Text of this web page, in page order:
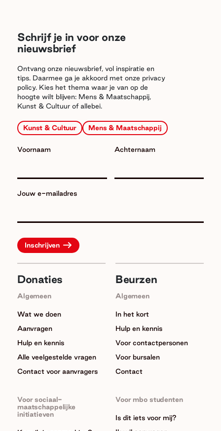
Schrijf je in voor onze
nieuwsbrief
Ontvang onze nieuwsbrief, vol inspiratie en
tips. Daarmee ga je akkoord met onze privacy
policy. Kies het thema waar je van op de
hoogte wilt blijven: Mens & Maatschappij,
Kunst & Cultuur of allebei.
Kunst & Cultuur Mens & Maatschappij
Jouw e-mailadres
Voornaam Achternaam
Donaties
Algemeen
Wat we doen
Aanvragen
Hulp en kennis
Alle veelgestelde vragen
Contact voor aanvragers
Voor sociaal-
maatschappelijke
initiatieven
Beurzen
Algemeen
In het kort
Hulp en kennis
Voor contactpersonen
Voor bursalen
Contact
Voor mbo studenten
Is dit iets voor mij?